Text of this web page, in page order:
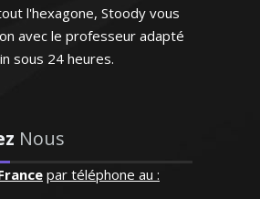
l'hexagone, Stoody vous
avec le professeur adapté
sous 24 heures.
Nous
par téléphone au :